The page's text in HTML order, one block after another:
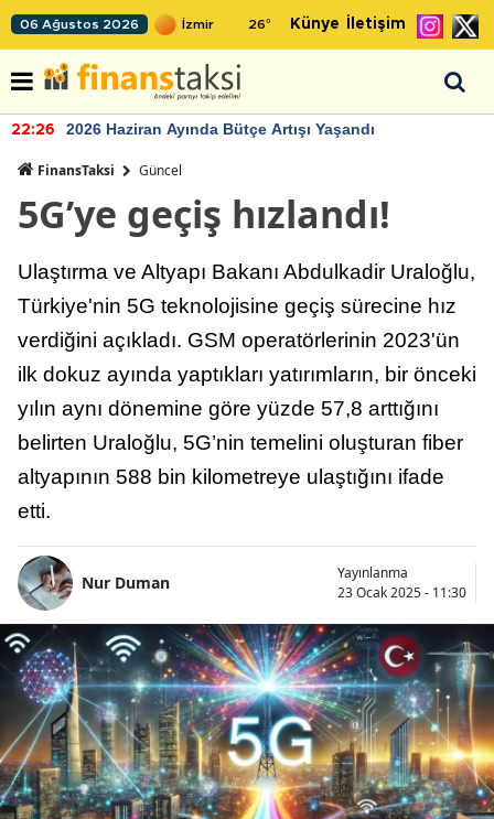
06 Ağustos 2026 26° Künye İletişim
22:26 2026 Haziran Ayında Bütçe Artışı Yaşandı
FinansTaksi Güncel
5G’ye geçiş hızlandı!
Ulaştırma ve Altyapı Bakanı Abdulkadir Uraloğlu,
Türkiye'nin 5G teknolojisine geçiş sürecine hız
verdiğini açıkladı. GSM operatörlerinin 2023'ün
ilk dokuz ayında yaptıkları yatırımların, bir önceki
yılın aynı dönemine göre yüzde 57,8 arttığını
belirten Uraloğlu, 5G’nin temelini oluşturan fiber
altyapının 588 bin kilometreye ulaştığını ifade
etti.
Nur Duman
Yayınlanma
23 Ocak 2025 - 11:30